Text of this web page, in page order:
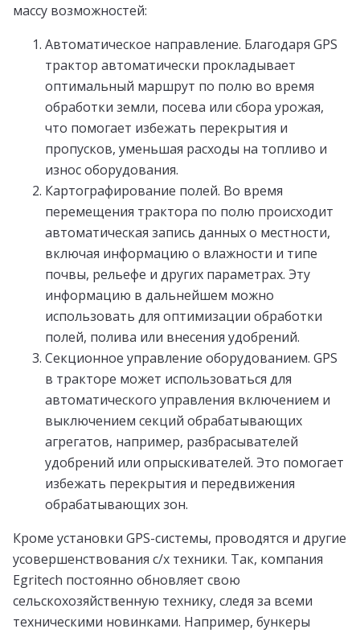
массу возможностей:
Автоматическое направление. Благодаря GPS
трактор автоматически прокладывает
оптимальный маршрут по полю во время
обработки земли, посева или сбора урожая,
что помогает избежать перекрытия и
пропусков, уменьшая расходы на топливо и
износ оборудования.
Картографирование полей. Во время
перемещения трактора по полю происходит
автоматическая запись данных о местности,
включая информацию о влажности и типе
почвы, рельефе и других параметрах. Эту
информацию в дальнейшем можно
использовать для оптимизации обработки
полей, полива или внесения удобрений.
Секционное управление оборудованием. GPS
в тракторе может использоваться для
автоматического управления включением и
выключением секций обрабатывающих
агрегатов, например, разбрасывателей
удобрений или опрыскивателей. Это помогает
избежать перекрытия и передвижения
обрабатывающих зон.
Кроме установки GPS-системы, проводятся и другие
усовершенствования с/х техники. Так, компания
Egritech постоянно обновляет свою
сельскохозяйственную технику, следя за всеми
техническими новинками. Например, бункеры